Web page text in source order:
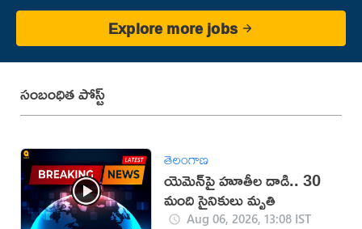
Explore more jobs
సంబంధిత పోస్ట్
తెలంగాణ
యెమెన్‌పై హూతీల దాడి.. 30
మంది సైనికులు మృతి
Aug 06, 2026, 13:08 IST